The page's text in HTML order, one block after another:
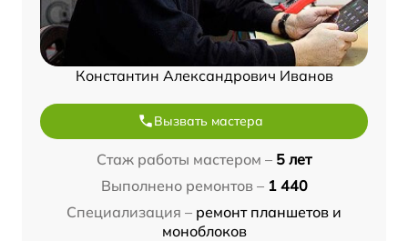
Константин Александрович Иванов
Вызвать мастера
Стаж работы мастером – 5 лет
Выполнено ремонтов – 1 440
Специализация – ремонт планшетов и
моноблоков